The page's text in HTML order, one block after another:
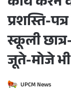
प्रशस्ति-
स्कूली
जूते-मोजे
UPCM News